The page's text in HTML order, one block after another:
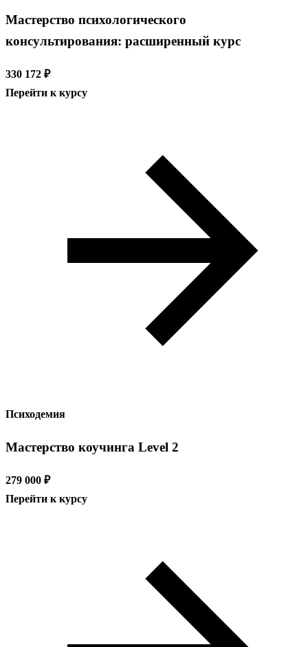
Мастерство психологического
консультирования: расширенный курс
330 172 ₽
Перейти к курсу
Психодемия
Мастерство коучинга Level 2
279 000 ₽
Перейти к курсу